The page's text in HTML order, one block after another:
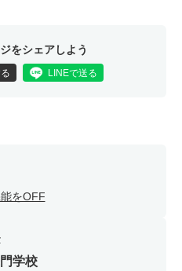
をシェアしよう
LINEで送る
をOFF
学校